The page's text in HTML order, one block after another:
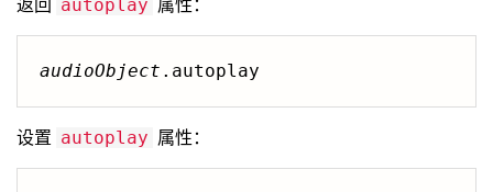
autoplay
audioObject .autoplay
设置 autoplay 属性：